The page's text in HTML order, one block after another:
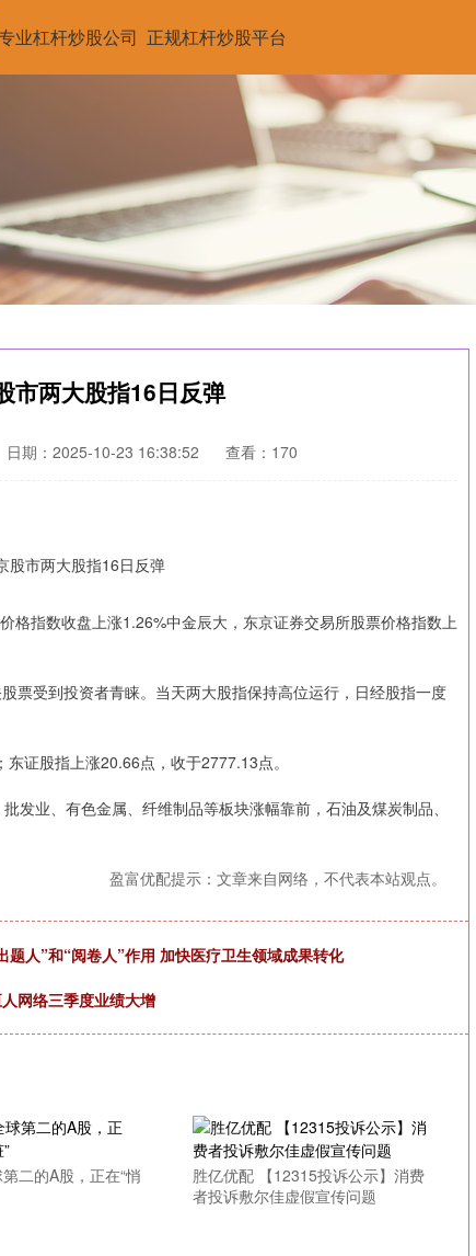
业杠杆炒股公司 正规杠杆炒股平台
市两大股指16日反弹
日期：2025-10-23 16:38:52 查看：170
指数收盘上涨1.26%中金辰大，东京证券交易所股票价格指数上
受到投资者青睐。当天两大股指保持高位运行，日经股指一度
证股指上涨20.66点，收于2777.13点。
业、有色金属、纤维制品等板块涨幅靠前，石油及煤炭制品、
盈富优配提示：文章来自网络，不代表本站观点。
人”和“阅卷人”作用 加快医疗卫生领域成果转化
网络三季度业绩大增
二的A股，正在“悄
胜亿优配 【12315投诉公示】消费
者投诉敷尔佳虚假宣传问题
0.57% 深证成指 14110.12 -34.08